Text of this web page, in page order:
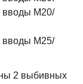
вводы М20/
вводы М25/
2 выбивных